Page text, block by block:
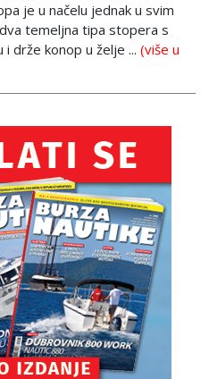
je u načelu jednak u svim
temeljna tipa stopera s
drže konop u želje ... (više u